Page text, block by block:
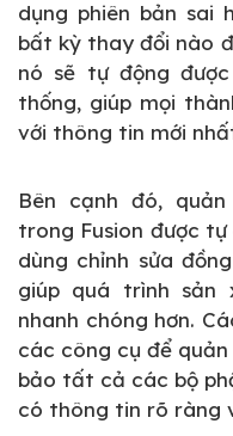
dụng phiên bản sai
bất kỳ thay đổi nào
nó sẽ tự động
thống, giúp mọi
với thông tin mới
Bên cạnh đó,
trong Fusion được
dùng chỉnh sửa
giúp quá trình sản
nhanh chóng hơn.
các công cụ để
bảo tất cả các bộ
có thông tin rõ ràng